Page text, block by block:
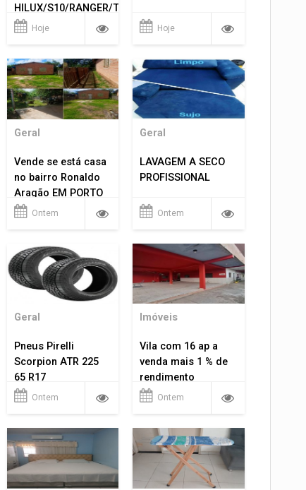
HILUX/S10/RANGER/TRITON
ETC... MONTAGEM
Hoje Hoje
Geral
Vende se está casa
no bairro Ronaldo
Aragão EM PORTO
VELHO RO.
Ontem
Geral
LAVAGEM A SECO
PROFISSIONAL
Ontem
Geral
Pneus Pirelli
Scorpion ATR 225
65 R17
Ontem
Imóveis
Vila com 16 ap a
venda mais 1 % de
rendimento
Ontem